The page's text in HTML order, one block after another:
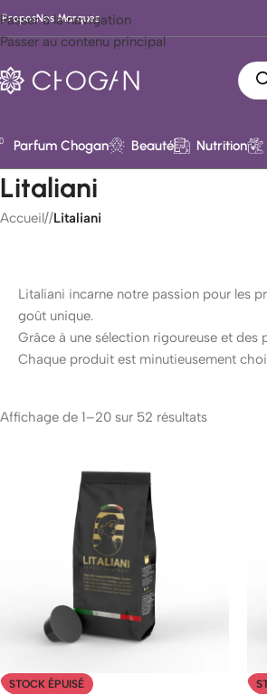
Passer à la navigation
Passer au contenu principal
Nos Marques
Parfum Chogan Beauté Nutrition
Litaliani
Accueil/ Litaliani
Litaliani incarne notre passion pour les
goût unique.
Grâce à une sélection rigoureuse et
Chaque produit est minutieusement
Affichage de 1–20 sur 52 résultats
STOCK ÉPUISÉ